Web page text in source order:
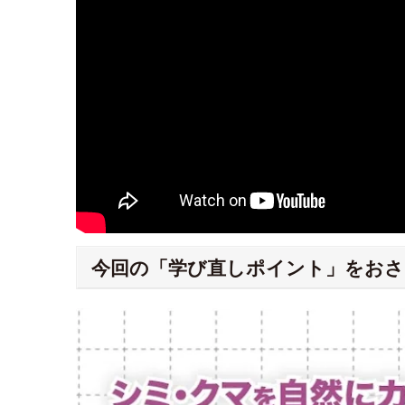
今回の「学び直しポイント」をお